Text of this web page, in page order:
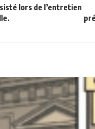
lors de l’entretien